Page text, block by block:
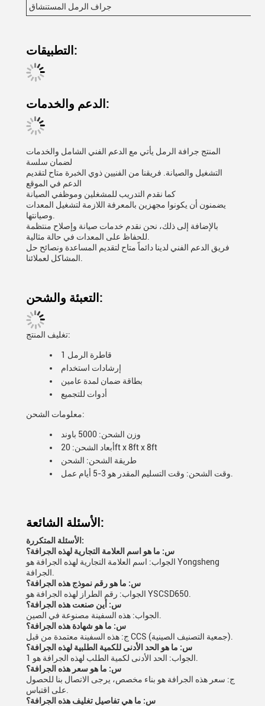
جراف الرمل المستنشاق
التطبيقات:
الدعم والخدمات:
المنتج جرافة الرمل يأتي مع الدعم الفني الشامل والخدمات
لضمان سلسة
التشغيل والصيانة. فريقنا من الفنيين ذوي الخبرة متاح لتقديم
الدعم في الموقع
كما نقدم التدريب للمشغلين وموظفي الصيانة
يضمنون أن يكونوا مجهزين بالمعرفة اللازمة لتشغيل المعدات
بالإضافة إلى ذلك، نحن نقدم خدمات صيانة وإصلاح منتظمة
فريق الدعم الفني لدينا دائماً متاح لتقديم المساعدة ونصائح حل
التعبئة والشحن:
تغليف المنتج:
1 قاطرة الرمل
إرشادات استخدام
بطاقة ضمان لمدة عامين
أدوات للتجميع
معلومات الشحن:
وزن الشحن: 5000 باوند
أبعاد الشحن: 20ft x 8ft x 8ft
طريقة الشحن: الشحن
الأسئلة الشائعة:
الأسئلة المتكررة:
س: ما هو اسم العلامة التجارية لهذه الجرافة؟
الجواب: اسم العلامة التجارية لهذه الجرافة هو Yongsheng
س: ما هو رقم نموذج هذه الجرافة؟
الجواب: رقم الطراز لهذه الجرافة هو YSCSD650.
س: أين صنعت هذه الجرافة؟
س: ما هو شهادة هذه الجرافة؟
ج: هذه السفينة معتمدة من قبل CCS (جمعية التصنيف الصينية).
س: ما هو الحد الأدنى للكمية الطلبية لهذه الجرافة؟
س: ما هو سعر هذه الجرافة؟
ج: سعر هذه الجرافة هو بناء مخصص، يرجى الاتصال بنا للحصول
س: ما هي تفاصيل تغليف هذه الجرافة؟